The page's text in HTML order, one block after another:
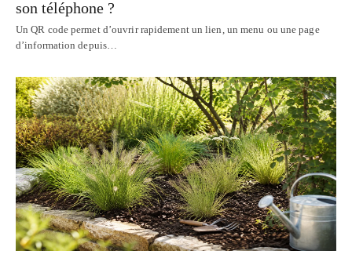
son téléphone ?
Un QR code permet d’ouvrir rapidement un lien, un menu ou une page
d’information depuis…